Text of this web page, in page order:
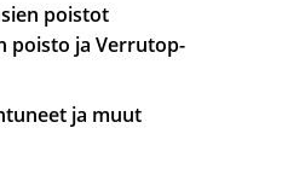
poistot
poisto ja Verrutop-
ja muut